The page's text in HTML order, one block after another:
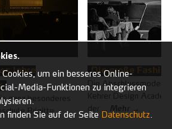
Jahre
ganz besonderes
Brigitte
Die große
Die
Kehrer Design
der ...
Mehr
um ein besseres Online-
Media-Funktionen zu integrieren
finden Sie auf der Seite Datenschutz.